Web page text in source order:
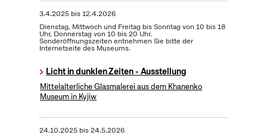
3.4.2025bis12.4.2026
Dienstag, Mittwoch und Freitag bis Sonntag von 10 bis 18
Uhr, Donnerstag von 10 bis 20 Uhr.
Sonderöffnungszeiten entnehmen Sie bitte der
Internetseite des Museums.
Licht in dunklen Zeiten - Ausstellung
Mittelalterliche Glasmalerei aus dem Khanenko
Museum in Kyjiw
24.10.2025bis24.5.2026